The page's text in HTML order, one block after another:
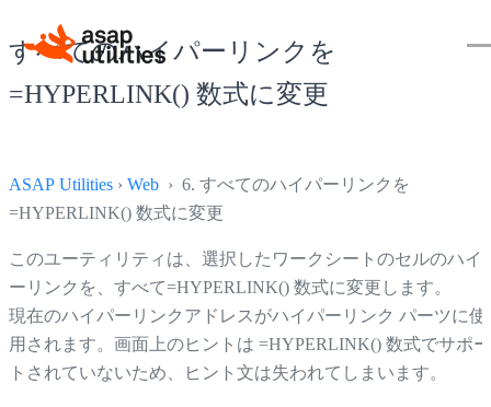
すべてのハイパーリンクを
=HYPERLINK() 数式に変更
ASAP Utilities › Web › 6. すべてのハイパーリンクを
=HYPERLINK() 数式に変更
このユーティリティは、選択したワークシートのセルのハイ
ーリンクを、すべて=HYPERLINK() 数式に変更します。
現在のハイパーリンクアドレスがハイパーリンク パーツに使
用されます。画面上のヒントは =HYPERLINK() 数式でサポー
トされていないため、ヒント文は失われてしまいます。